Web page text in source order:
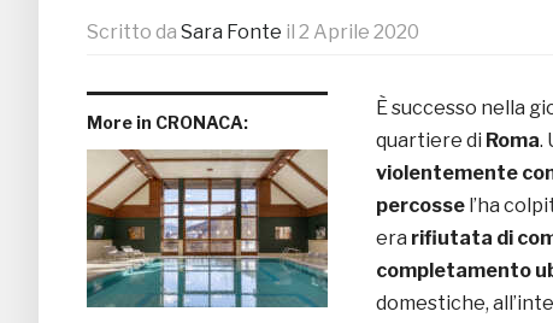
Scritto da Sara Fonte il 2 Aprile 2020
More in CRONACA:
È successo nella
quartiere di Roma.
violentemente
percosse l’ha
era rifiutata di
completamento
domestiche,